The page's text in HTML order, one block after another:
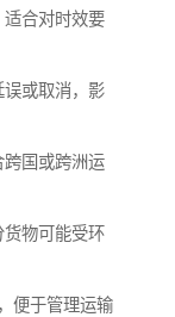
合对时效要
误或取消，影
国或跨洲运
物可能受环
便于管理运输